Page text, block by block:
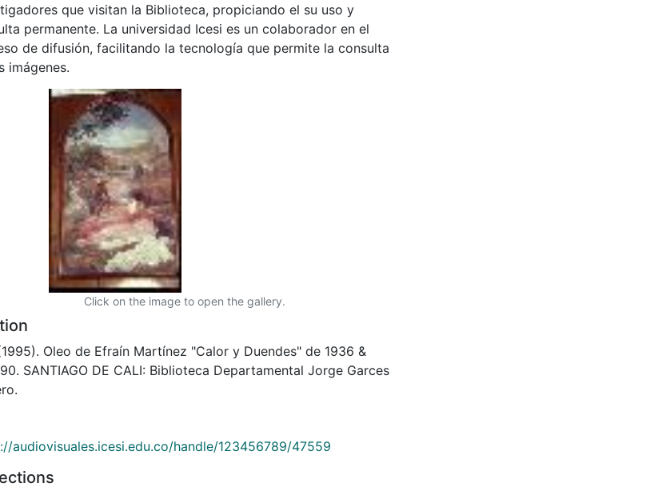
que visitan la Biblioteca, propiciando el su uso y
permanente. La universidad Icesi es un colaborador en el
de difusión, facilitando la tecnología que permite la consulta
imágenes.
Click on the image to open the gallery.
Oleo de Efraín Martínez "Calor y Duendes" de 1936 &
SANTIAGO DE CALI: Biblioteca Departamental Jorge Garces
audiovisuales.icesi.edu.co/handle/123456789/47559